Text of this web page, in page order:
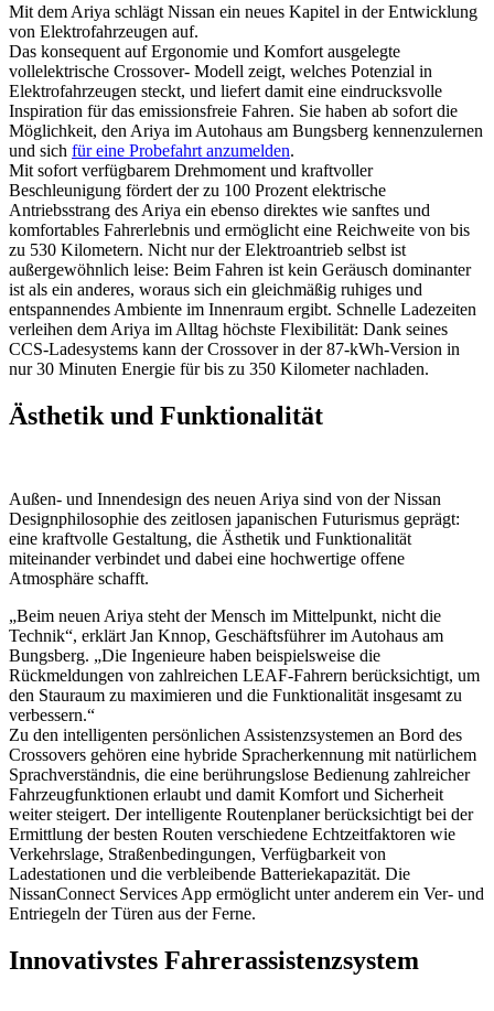
Mit dem Ariya schlägt Nissan ein neues Kapitel in der Entwicklung
von Elektrofahrzeugen auf.
Das konsequent auf Ergonomie und Komfort ausgelegte
vollelektrische Crossover- Modell zeigt, welches Potenzial in
Elektrofahrzeugen steckt, und liefert damit eine eindrucksvolle
Inspiration für das emissionsfreie Fahren. Sie haben ab sofort die
Möglichkeit, den Ariya im Autohaus am Bungsberg kennenzulernen
und sich für eine Probefahrt anzumelden.
Mit sofort verfügbarem Drehmoment und kraftvoller
Beschleunigung fördert der zu 100 Prozent elektrische
Antriebsstrang des Ariya ein ebenso direktes wie sanftes und
komfortables Fahrerlebnis und ermöglicht eine Reichweite von bis
zu 530 Kilometern. Nicht nur der Elektroantrieb selbst ist
außergewöhnlich leise: Beim Fahren ist kein Geräusch dominanter
ist als ein anderes, woraus sich ein gleichmäßig ruhiges und
entspannendes Ambiente im Innenraum ergibt. Schnelle Ladezeiten
verleihen dem Ariya im Alltag höchste Flexibilität: Dank seines
CCS-Ladesystems kann der Crossover in der 87-kWh-Version in
nur 30 Minuten Energie für bis zu 350 Kilometer nachladen.
Ästhetik und Funktionalität
Außen- und Innendesign des neuen Ariya sind von der Nissan
Designphilosophie des zeitlosen japanischen Futurismus geprägt:
eine kraftvolle Gestaltung, die Ästhetik und Funktionalität
miteinander verbindet und dabei eine hochwertige offene
Atmosphäre schafft.
„Beim neuen Ariya steht der Mensch im Mittelpunkt, nicht die
Technik“, erklärt Jan Knnop, Geschäftsführer im Autohaus am
Bungsberg. „Die Ingenieure haben beispielsweise die
Rückmeldungen von zahlreichen LEAF-Fahrern berücksichtigt, um
den Stauraum zu maximieren und die Funktionalität insgesamt zu
verbessern.“
Zu den intelligenten persönlichen Assistenzsystemen an Bord des
Crossovers gehören eine hybride Spracherkennung mit natürlichem
Sprachverständnis, die eine berührungslose Bedienung zahlreicher
Fahrzeugfunktionen erlaubt und damit Komfort und Sicherheit
weiter steigert. Der intelligente Routenplaner berücksichtigt bei der
Ermittlung der besten Routen verschiedene Echtzeitfaktoren wie
Verkehrslage, Straßenbedingungen, Verfügbarkeit von
Ladestationen und die verbleibende Batteriekapazität. Die
NissanConnect Services App ermöglicht unter anderem ein Ver- und
Entriegeln der Türen aus der Ferne.
Innovativstes Fahrerassistenzsystem